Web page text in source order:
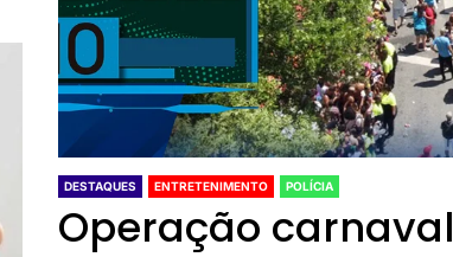
DESTAQUES ENTRETENIMENTO POLÍCIA
Operação carnaval